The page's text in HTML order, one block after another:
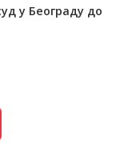
у Београду до